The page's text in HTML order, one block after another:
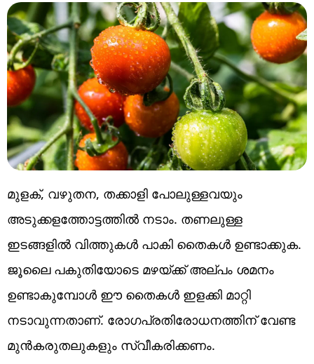
മുളക്, വഴുതന, തക്കാളി പോലുള്ളവയും
അടുക്കളത്തോട്ടത്തിൽ നടാം. തണലുള്ള
ഇടങ്ങളിൽ വിത്തുകൾ പാകി തൈകൾ ഉണ്ടാക്കുക.
ജൂലൈ പകുതിയോടെ മഴയ്ക്ക് അല്പം ശമനം
ഉണ്ടാകുമ്പോൾ ഈ തൈകൾ ഇളക്കി മാറ്റി
നടാവുന്നതാണ്. രോഗപ്രതിരോധനത്തിന് വേണ്ട
മുൻകരുതലുകളും സ്വീകരിക്കണം.